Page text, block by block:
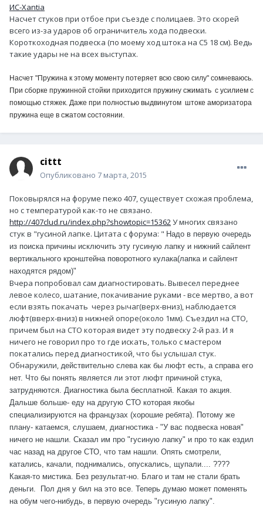
ИС-Xantia
Насчет стуков при отбое при съезде с полицаев. Это скорей
всего из-за ударов об ограничитель хода подвески.
Короткоходная подвеска (по моему ход штока на С5 18 см). Ведь
такие удары не на всех выступах.
Насчет "Пружина к этому моменту потеряет всю свою силу" сомневаюсь.
При сборке пружинной стойки приходится пружину сжимать с усилием с
помощью стяжек. Даже при полностью выдвинутом штоке аморизатора
пружина еще в сжатом состоянии.
cittt
Опубликовано 7 марта, 2015
Поковырялся на форуме пежо 407, существует схожая проблема,
но с температурой как-то не связано.
http://407clud.ru/index.php?showtopic=15362У многих связано
стук в "гусиной лапке. Цитата с форума: " Надо в первую очередь
из поиска причины исключить эту гусиную лапку и нижний сайлент
вертикального кронштейна поворотного кулака(лапка и сайлент
находятся рядом)"
​Вчера попробовал сам диагностировать. Вывесел переднее
левое колесо, шатание, покачивание руками - все мертво, а вот
если взять покачать через рычаг(верх-вниз), наблюдается
люфт(вверх-вниз) в нижней опоре(около 1мм). Съездил на СТО,
причем был на СТО которая видет эту подвеску 2-й раз. И я
ничего не говорил про то где искать, только с мастером
покатались перед диагностикой, что бы услышал стук.
Обнаружили, действительно слева как бы люфт есть, а справа его
нет. Что бы понять является ли этот люфт причиной стука,
затрудняются. Диагностика была бесплатной. Какая то акция.
Дальше больше- еду на другую СТО которая якобы
специализируются на французах (хорошие ребята). Потому же
плану- катаемся, слушаем, диагностика - "У вас подвеска новая"
ничего не нашли. Сказал им про "гусиную лапку" и про то как ездил
час назад на другое СТО, что там нашли. Опять смотрели,
катались, качали, поднимались, опускались, щупали.... ????
Какая-то мистика. Без результат-но. Благо и там не стали брать
деньги.
Пол дня у бил на это все. Теперь думаю может поменять
на обум чего-нибудь, в первую очередь "гусиную лапку".